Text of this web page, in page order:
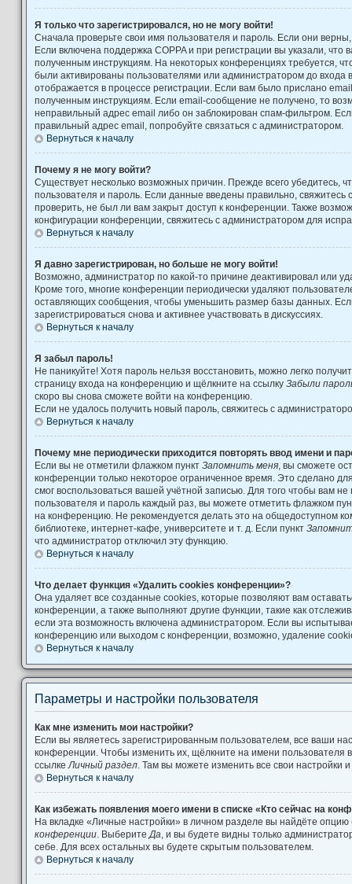
Я только что зарегистрировался, но не могу войти!
Сначала проверьте свои имя пользователя и пароль. Если они
Если включена поддержка COPPA и при регистрации вы указали, что
полученным инструкциям. На некоторых конференциях требуется,
были активированы пользователями или администратором до входа
отображается в процессе регистрации. Если вам было прислано
полученным инструкциям. Если email-сообщение не получено, то
неправильный адрес email либо он заблокирован спам-фильтром.
правильный адрес email, попробуйте связаться с администратором.
Вернуться к началу
Почему я не могу войти?
Существует несколько возможных причин. Прежде всего убедитесь,
пользователя и пароль. Если данные введены правильно, свяжитесь
проверить, не был ли вам закрыт доступ к конференции. Также
конфигурации конференции, свяжитесь с администратором для
Вернуться к началу
Я давно зарегистрирован, но больше не могу войти!
Возможно, администратор по какой-то причине деактивировал или
Кроме того, многие конференции периодически удаляют
оставляющих сообщения, чтобы уменьшить размер базы данных.
зарегистрироваться снова и активнее участвовать в дискуссиях.
Вернуться к началу
Я забыл пароль!
Не паникуйте! Хотя пароль нельзя восстановить, можно легко
страницу входа на конференцию и щёлкните на ссылку Забыли
скоро вы снова сможете войти на конференцию.
Если не удалось получить новый пароль, свяжитесь с
Вернуться к началу
Почему мне периодически приходится повторять ввод имени и
Если вы не отметили флажком пункт Запомнить меня , вы сможете
конференции только некоторое ограниченное время. Это сделано
смог воспользоваться вашей учётной записью. Для того чтобы вам
пользователя и пароль каждый раз, вы можете отметить флажком
на конференцию. Не рекомендуется делать это на общедоступном
библиотеке, интернет-кафе, университете и т. д. Если пункт
что администратор отключил эту функцию.
Вернуться к началу
Что делает функция «Удалить cookies конференции»?
Она удаляет все созданные cookies, которые позволяют вам
конференции, а также выполняют другие функции, такие как
если эта возможность включена администратором. Если вы
конференцию или выходом с конференции, возможно, удаление
Вернуться к началу
Параметры и настройки пользователя
Как мне изменить мои настройки?
Если вы являетесь зарегистрированным пользователем, все ваши
конференции. Чтобы изменить их, щёлкните на имени пользователя
ссылке Личный раздел . Там вы можете изменить все свои настройки
Вернуться к началу
Как избежать появления моего имени в списке «Кто сейчас на
На вкладке «Личные настройки» в личном разделе вы найдёте опцию
конференции . Выберите Да , и вы будете видны только
себе. Для всех остальных вы будете скрытым пользователем.
Вернуться к началу